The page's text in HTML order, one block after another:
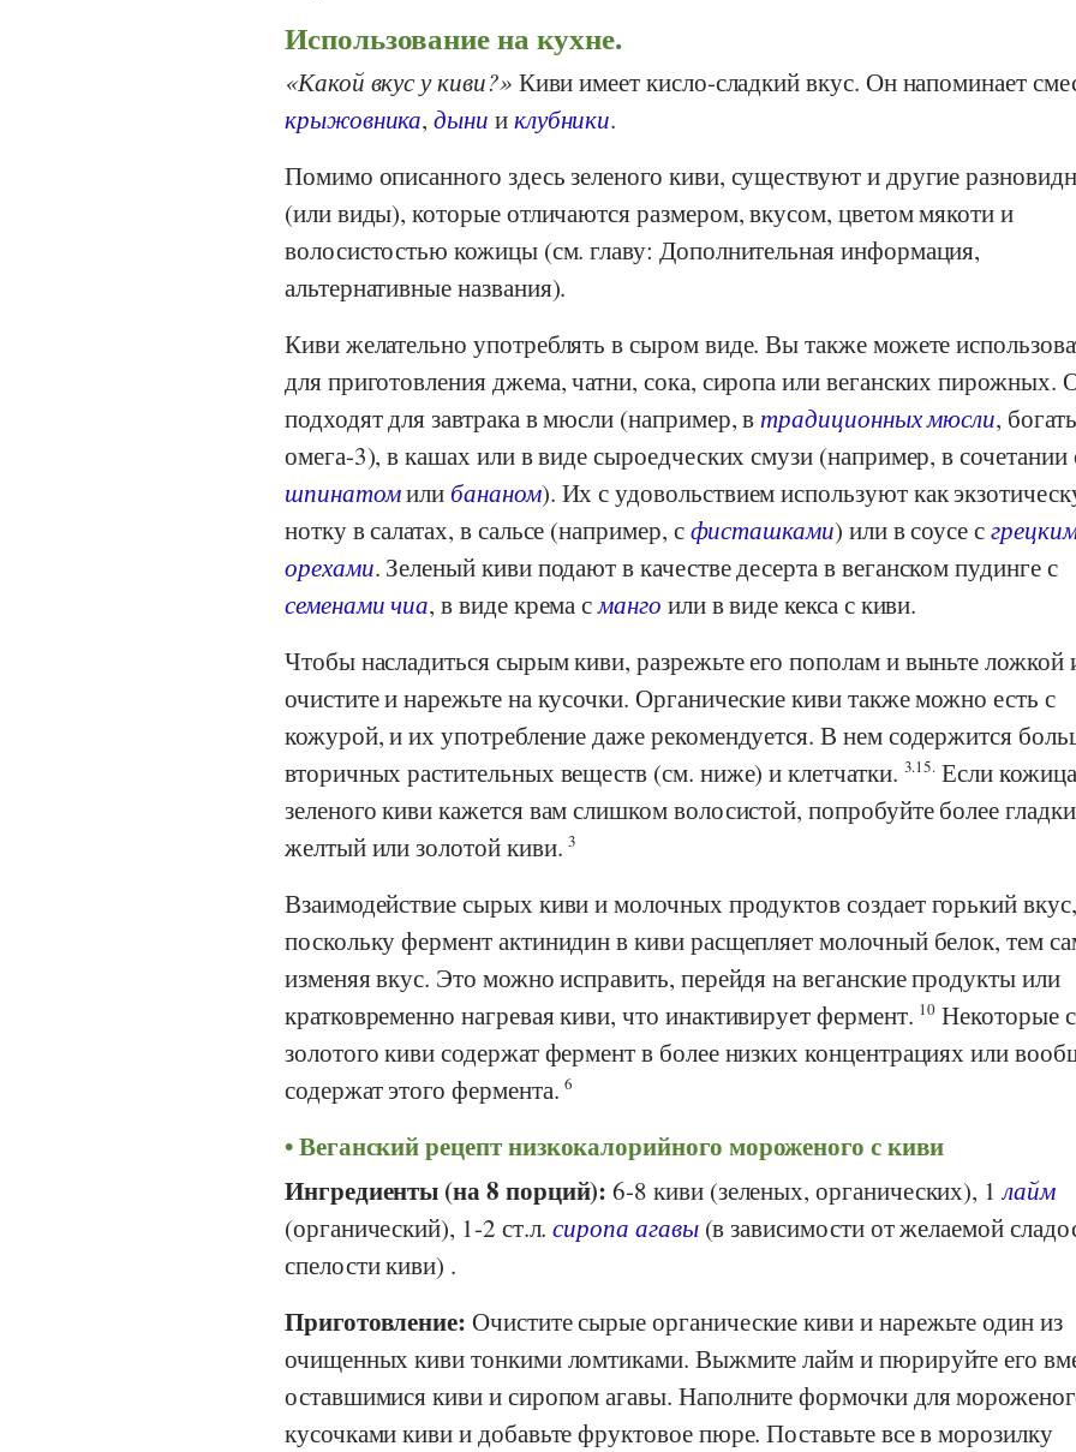
Использование на кухне.
Какой вкус у киви?
Киви имеет кисло-сладкий вкус. Он напоминает
крыжовника,дыни иклубники.
Помимо описанного здесь зеленого киви, существуют и другие
(или виды), которые отличаются размером, вкусом, цветом мякоти и
волосистостью кожицы (см. главу: Дополнительная информация,
альтернативные названия).
Киви желательно употреблять в сыром виде. Вы также можете
для приготовления джема, чатни, сока, сиропа или веганских пирожных.
подходят для завтрака в мюсли (например, втрадиционных мюсли,
омега-3), в кашах или в виде сыроедческих смузи (например, в сочетании
шпинатомили бананом). Их с удовольствием используют как
нотку в салатах, в сальсе (например, сфисташками) или в соусе с
орехами. Зеленый киви подают в качестве десерта в веганском пудинге с
семенами чиа, в виде крема сманго или в виде кекса с киви.
Чтобы насладиться сырым киви, разрежьте его пополам и выньте ложкой
очистите и нарежьте на кусочки. Органические киви также можно есть с
кожурой, и их употребление даже рекомендуется. В нем содержится
вторичных растительных веществ (см. ниже) и клетчатки. 3.15. Если кожица
зеленого киви кажется вам слишком волосистой, попробуйте более
желтый или золотой киви.3
Взаимодействие сырых киви и молочных продуктов создает горький вкус,
поскольку фермент актинидин в киви расщепляет молочный белок, тем
изменяя вкус. Это можно исправить, перейдя на веганские продукты или
кратковременно нагревая киви, что инактивирует фермент. 10 Некоторые
золотого киви содержат фермент в более низких концентрациях или
содержат этого фермента.6
Веганский рецепт низкокалорийного мороженого с киви
Ингредиенты (на 8 порций): 6-8 киви (зеленых, органических), 1лайм
(органический), 1-2 ст.л.сиропа агавы(в зависимости от желаемой
спелости киви) .
Приготовление: Очистите сырые органические киви и нарежьте один из
очищенных киви тонкими ломтиками. Выжмите лайм и пюрируйте его
оставшимися киви и сиропом агавы. Наполните формочки для
кусочками киви и добавьте фруктовое пюре. Поставьте все в морозилку